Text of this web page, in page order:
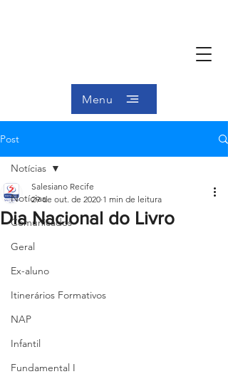
Menu
Post
Notícias
Comunicados
Geral
Ex-aluno
Itinerários Formativos
NAP
Infantil
Fundamental I
Notícias
Dia Nacional do Livro
Salesiano Recife
29 de out. de 2020 1 min de leitura